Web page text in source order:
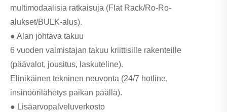
multimodaalisia ratkaisuja (Flat Rack/Ro-Ro-
alukset/BULK-alus).
● Alan johtava takuu
6 vuoden valmistajan takuu kriittisille rakenteille
(päävalot, jousitus, laskuteline).
Elinikäinen tekninen neuvonta (24/7 hotline,
insinöörilähetys paikan päällä).
● Lisäarvopalveluverkosto